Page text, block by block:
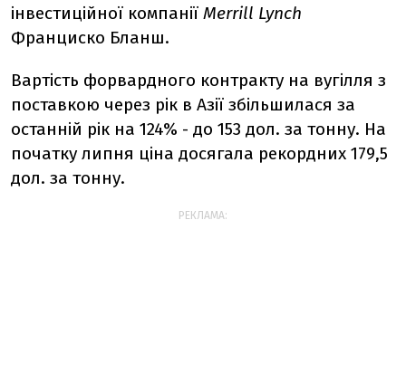
інвестиційної компанії Merrill Lynch
Франциско Бланш.
Вартість форвардного контракту на вугілля з
поставкою через рік в Азії збільшилася за
останній рік на 124% - до 153 дол. за тонну. На
початку липня ціна досягала рекордних 179,5
дол. за тонну.
РЕКЛАМА: